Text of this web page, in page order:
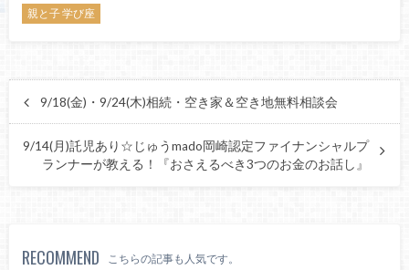
親と子 学び座
9/18(金)・9/24(木)相続・空き家＆空き地無料相談会
9/14(月)託児あり☆じゅうmado岡崎認定ファイナンシャルプ
ランナーが教える！『おさえるべき3つのお金のお話し』
RECOMMEND こちらの記事も人気です。